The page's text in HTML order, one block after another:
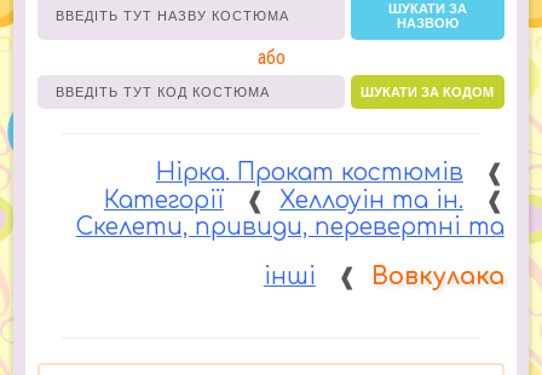
ШУКАТИ ЗА
НАЗВОЮ
або
ШУКАТИ ЗА КОДОМ
Нірка. Прокат костюмів ❰
Категорії ❰ Хеллоуін та ін. ❰
Скелети, привиди, перевертні та
інші ❰ Вовкулака